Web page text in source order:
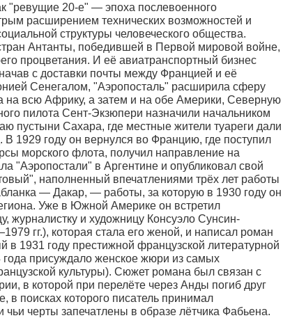
"ревущие 20-е" — эпоха послевоенного
расширением технических возможностей и
структуры человеческого общества.
Антанты, победившей в Первой мировой войне,
процветания. И её авиатранспортный бизнес
с доставки почты между Францией и её
Сенегалом, "Аэропосталь" расширила сферу
на всю Африку, а затем и на обе Америки, Северную
пилота Сент-Экзюпери назначили начальником
пустыни Сахара, где местные жители туареги дали
1929 году он вернулся во Францию, где поступил
морского флота, получил направление на
"Аэропостали" в Аргентине и опубликовал свой
наполненный впечатлениями трёх лет работы
— Дакар, — работы, за которую в 1930 году он
Уже в Южной Америке он встретил
журналистку и художницу Консуэло Сунсин-
гг.), которая стала его женой, и написал роман
в 1931 году престижной французской литературной
присуждало женское жюри из самых
культуры). Сюжет романа был связан с
в которой при перелёте через Анды погиб друг
поисках которого писатель принимал
чьи черты запечатлены в образе лётчика Фабьена.